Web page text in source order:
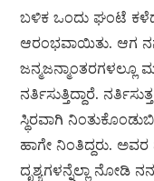
ಬಳಿಕ ಒಂದು ಘಂಟೆ
ಆರಂಭವಾಯಿತು. ಆಗ
ಜನ್ಮಜನ್ಮಾಂತರಗಳಲ್ಲೂ
ನರ್ತಿಸುತ್ತಿದ್ದಾರೆ.
ಸ್ಥಿರವಾಗಿ
ಹಾಗೇ ನಿಂತಿದ್ದರು.
ದೃಶ್ಯಗಳನ್ನೆಲ್ಲಾ ನೋಡಿ